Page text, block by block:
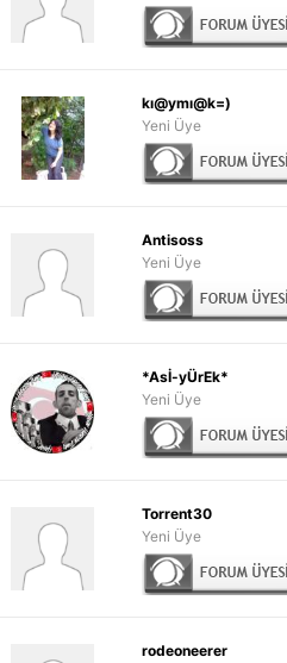
kı@ymı@k=)
Yeni Üye
Antisoss
Yeni Üye
*Asİ-yÜrEk*
Yeni Üye
Torrent30
Yeni Üye
rodeoneerer